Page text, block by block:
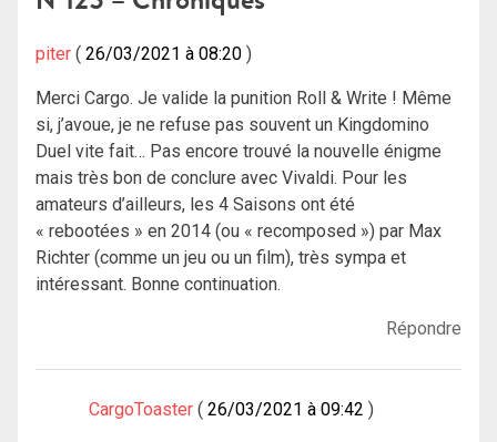
piter 26/03/2021 à 08:20
Merci Cargo. Je valide la punition Roll & Write ! Même
si, j’avoue, je ne refuse pas souvent un Kingdomino
Duel vite fait… Pas encore trouvé la nouvelle énigme
mais très bon de conclure avec Vivaldi. Pour les
amateurs d’ailleurs, les 4 Saisons ont été
« rebootées » en 2014 (ou « recomposed ») par Max
Richter (comme un jeu ou un film), très sympa et
intéressant. Bonne continuation.
Répondre
CargoToaster 26/03/2021 à 09:42